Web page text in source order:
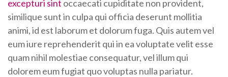
excepturi sint occaecati cupiditate non provident,
similique sunt in culpa qui officia deserunt mollitia
animi, id est laborum et dolorum fuga. Quis autem vel
eum iure reprehenderit qui in ea voluptate velit esse
quam nihil molestiae consequatur, vel illum qui
dolorem eum fugiat quo voluptas nulla pariatur.